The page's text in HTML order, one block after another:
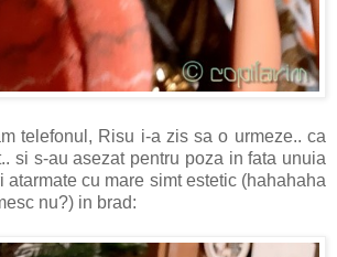
telefonul, Risu i-a zis sa o urmeze.. ca
si s-au asezat pentru poza in fata unuia
atarmate cu mare simt estetic (hahahaha
nu?) in brad: